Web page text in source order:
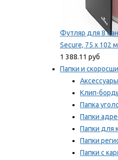
Футляр для 8
Secure, 75 х 102
1 388.11 руб
Папки и
Клип-
Папка
Папки
Папки для
Папки
Папки с